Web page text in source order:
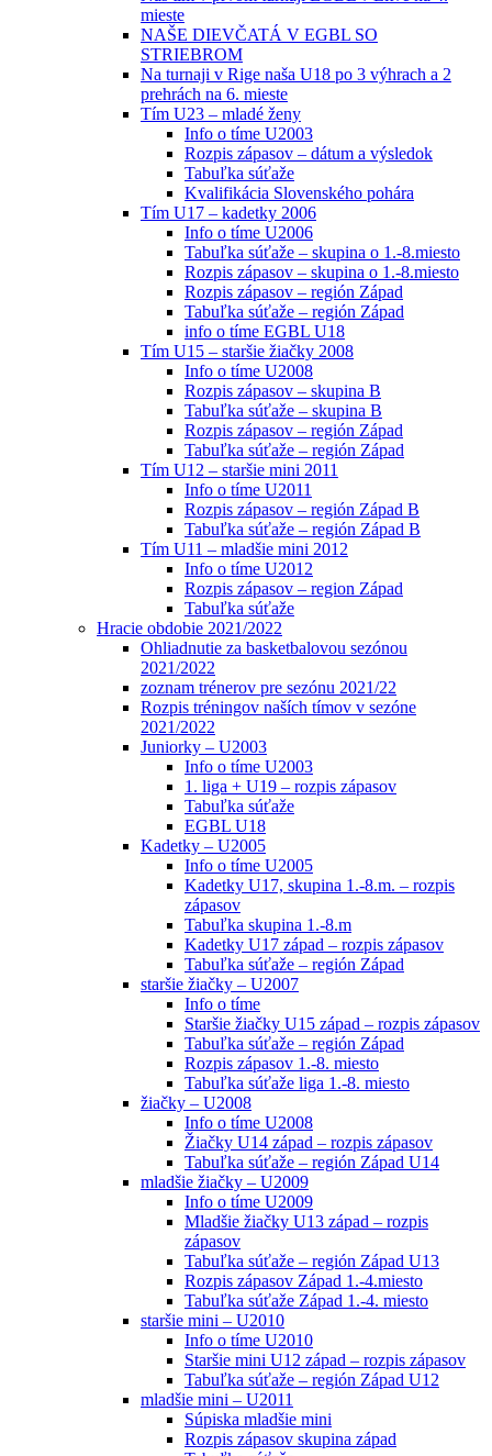
mieste
NAŠE DIEVČATÁ V EGBL SO
STRIEBROM
Na turnaji v Rige naša U18 po 3 výhrach a 2
prehrách na 6. mieste
Tím U23 – mladé ženy
Info o tíme U2003
Rozpis zápasov – dátum a výsledok
Tabuľka súťaže
Kvalifikácia Slovenského pohára
Tím U17 – kadetky 2006
Info o tíme U2006
Tabuľka súťaže – skupina o 1.-8.miesto
Rozpis zápasov – skupina o 1.-8.miesto
Rozpis zápasov – región Západ
Tabuľka súťaže – región Západ
info o tíme EGBL U18
Tím U15 – staršie žiačky 2008
Info o tíme U2008
Rozpis zápasov – skupina B
Tabuľka súťaže – skupina B
Rozpis zápasov – región Západ
Tabuľka súťaže – región Západ
Tím U12 – staršie mini 2011
Info o tíme U2011
Rozpis zápasov – región Západ B
Tabuľka súťaže – región Západ B
Tím U11 – mladšie mini 2012
Info o tíme U2012
Rozpis zápasov – region Západ
Tabuľka súťaže
Hracie obdobie 2021/2022
Ohliadnutie za basketbalovou sezónou
2021/2022
zoznam trénerov pre sezónu 2021/22
Rozpis tréningov naších tímov v sezóne
2021/2022
Juniorky – U2003
Info o tíme U2003
1. liga + U19 – rozpis zápasov
Tabuľka súťaže
EGBL U18
Kadetky – U2005
Info o tíme U2005
Kadetky U17, skupina 1.-8.m. – rozpis
zápasov
Tabuľka skupina 1.-8.m
Kadetky U17 západ – rozpis zápasov
Tabuľka súťaže – región Západ
staršie žiačky – U2007
Info o tíme
Staršie žiačky U15 západ – rozpis zápasov
Tabuľka súťaže – región Západ
Rozpis zápasov 1.-8. miesto
Tabuľka súťaže liga 1.-8. miesto
žiačky – U2008
Info o tíme U2008
Žiačky U14 západ – rozpis zápasov
Tabuľka súťaže – región Západ U14
mladšie žiačky – U2009
Info o tíme U2009
Mladšie žiačky U13 západ – rozpis
zápasov
Tabuľka súťaže – región Západ U13
Rozpis zápasov Západ 1.-4.miesto
Tabuľka súťaže Západ 1.-4. miesto
staršie mini – U2010
Info o tíme U2010
Staršie mini U12 západ – rozpis zápasov
Tabuľka súťaže – región Západ U12
mladšie mini – U2011
Súpiska mladšie mini
Rozpis zápasov skupina západ